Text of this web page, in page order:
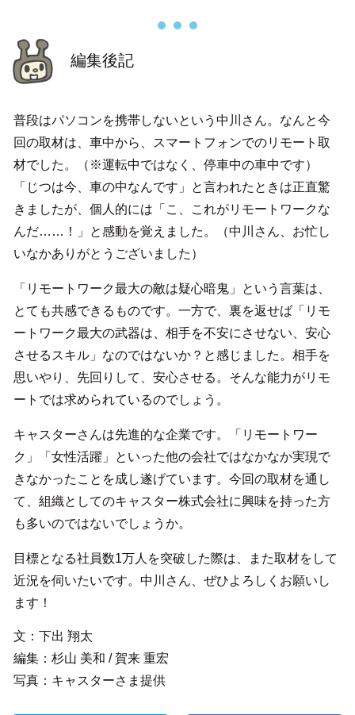
編集後記
普段はパソコンを携帯しないという中川さん。なんと今
回の取材は、車中から、スマートフォンでのリモート取
材でした。（※運転中ではなく、停車中の車中です）
「じつは今、車の中なんです」と言われたときは正直驚
きましたが、個人的には「こ、これがリモートワークな
んだ……！」と感動を覚えました。（中川さん、お忙し
いなかありがとうございました）
「リモートワーク最大の敵は疑心暗鬼」という言葉は、
とても共感できるものです。一方で、裏を返せば「リモ
ートワーク最大の武器は、相手を不安にさせない、安心
させるスキル」なのではないか？と感じました。相手を
思いやり、先回りして、安心させる。そんな能力がリモ
ートでは求められているのでしょう。
キャスターさんは先進的な企業です。「リモートワー
ク」「女性活躍」といった他の会社ではなかなか実現で
きなかったことを成し遂げています。今回の取材を通し
て、組織としてのキャスター株式会社に興味を持った方
も多いのではないでしょうか。
目標となる社員数1万人を突破した際は、また取材をして
近況を伺いたいです。中川さん、ぜひよろしくお願いし
ます！
文：下出 翔太
編集：杉山 美和 / 賀来 重宏
写真：キャスターさま提供